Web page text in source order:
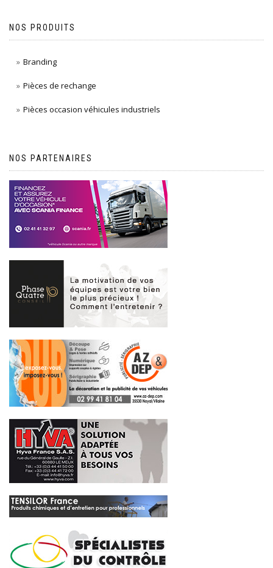
NOS PRODUITS
Branding
Pièces de rechange
Pièces occasion véhicules industriels
NOS PARTENAIRES